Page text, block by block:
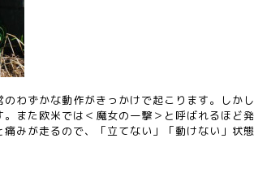
のわずかな動作がきっかけで起こります。しか
。また欧米では＜魔女の一撃＞と呼ばれるほど
みが走るので、「立てない」「動けない」状